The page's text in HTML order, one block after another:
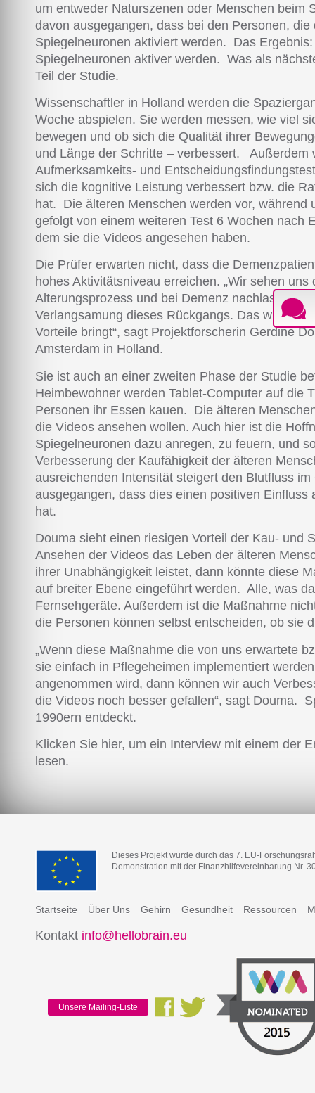
um entweder Naturszenen oder Menschen beim
davon ausgegangen, dass bei den Personen,
Spiegelneuronen aktiviert werden. Das
Spiegelneuronen aktiver werden. Was als
Teil der Studie.
Wissenschaftler in Holland werden die
Woche abspielen. Sie werden messen, wie viel
bewegen und ob sich die Qualität ihrer
und Länge der Schritte – verbessert. Außerdem
Aufmerksamkeits- und
sich die kognitive Leistung verbessert bzw. die
hat. Die älteren Menschen werden vor, während
gefolgt von einem weiteren Test 6 Wochen nach
dem sie die Videos angesehen haben.
Die Prüfer erwarten nicht, dass die
hohes Aktivitätsniveau erreichen. „Wir sehen
Alterungsprozess und bei Demenz nachlassen.
Verlangsamung dieses Rückgangs. Das würde
Vorteile bringt“, sagt Projektforscherin Gerdine
Amsterdam in Holland.
Sie ist auch an einer zweiten Phase der Studie
Heimbewohner werden Tablet-Computer auf die
Personen ihr Essen kauen. Die älteren
die Videos ansehen wollen. Auch hier ist die
Spiegelneuronen dazu anregen, zu feuern, und
Verbesserung der Kaufähigkeit der älteren
ausreichenden Intensität steigert den Blutfluss
ausgegangen, dass dies einen positiven Einfluss
hat.
Douma sieht einen riesigen Vorteil der Kau- und
Ansehen der Videos das Leben der älteren
ihrer Unabhängigkeit leistet, dann könnte diese
auf breiter Ebene eingeführt werden. Alle, was
Fernsehgeräte. Außerdem ist die Maßnahme
die Personen können selbst entscheiden, ob sie
„Wenn diese Maßnahme die von uns erwartete
sie einfach in Pflegeheimen implementiert
angenommen wird, dann können wir auch
die Videos noch besser gefallen“, sagt Douma.
1990ern entdeckt.
Klicken Sie hier, um ein Interview mit einem der
lesen.
Dieses Projekt wurde durch das 7. EU-
Demonstration mit der Finanzhilfevereinbarung Nr.
Startseite Über Uns Gehirn Gesundheit Ressourcen
Kontakt info@hellobrain.eu
Unsere Mailing-Liste